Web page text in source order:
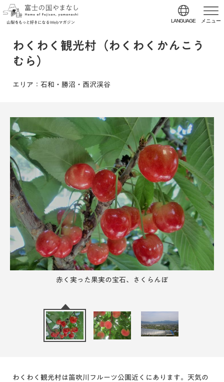
LANGUAGE メニュー
わくわく観光村（わくわくかんこう
むら）
エリア ：石和・勝沼・西沢渓谷
赤く実った果実の宝石、さくらんぼ
たわわに実った完熟桃
景色も素晴らしい！
わくわく観光村は笛吹川フルーツ公園近くにあります。天気の